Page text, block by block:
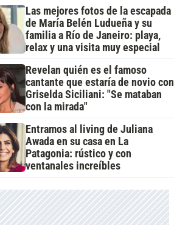
Las mejores fotos de la escapada
de María Belén Ludueña y su
familia a Río de Janeiro: playa,
relax y una visita muy especial
Revelan quién es el famoso
cantante que estaría de novio con
Griselda Siciliani: "Se mataban
con la mirada"
Entramos al living de Juliana
Awada en su casa en La
Patagonia: rústico y con
ventanales increíbles